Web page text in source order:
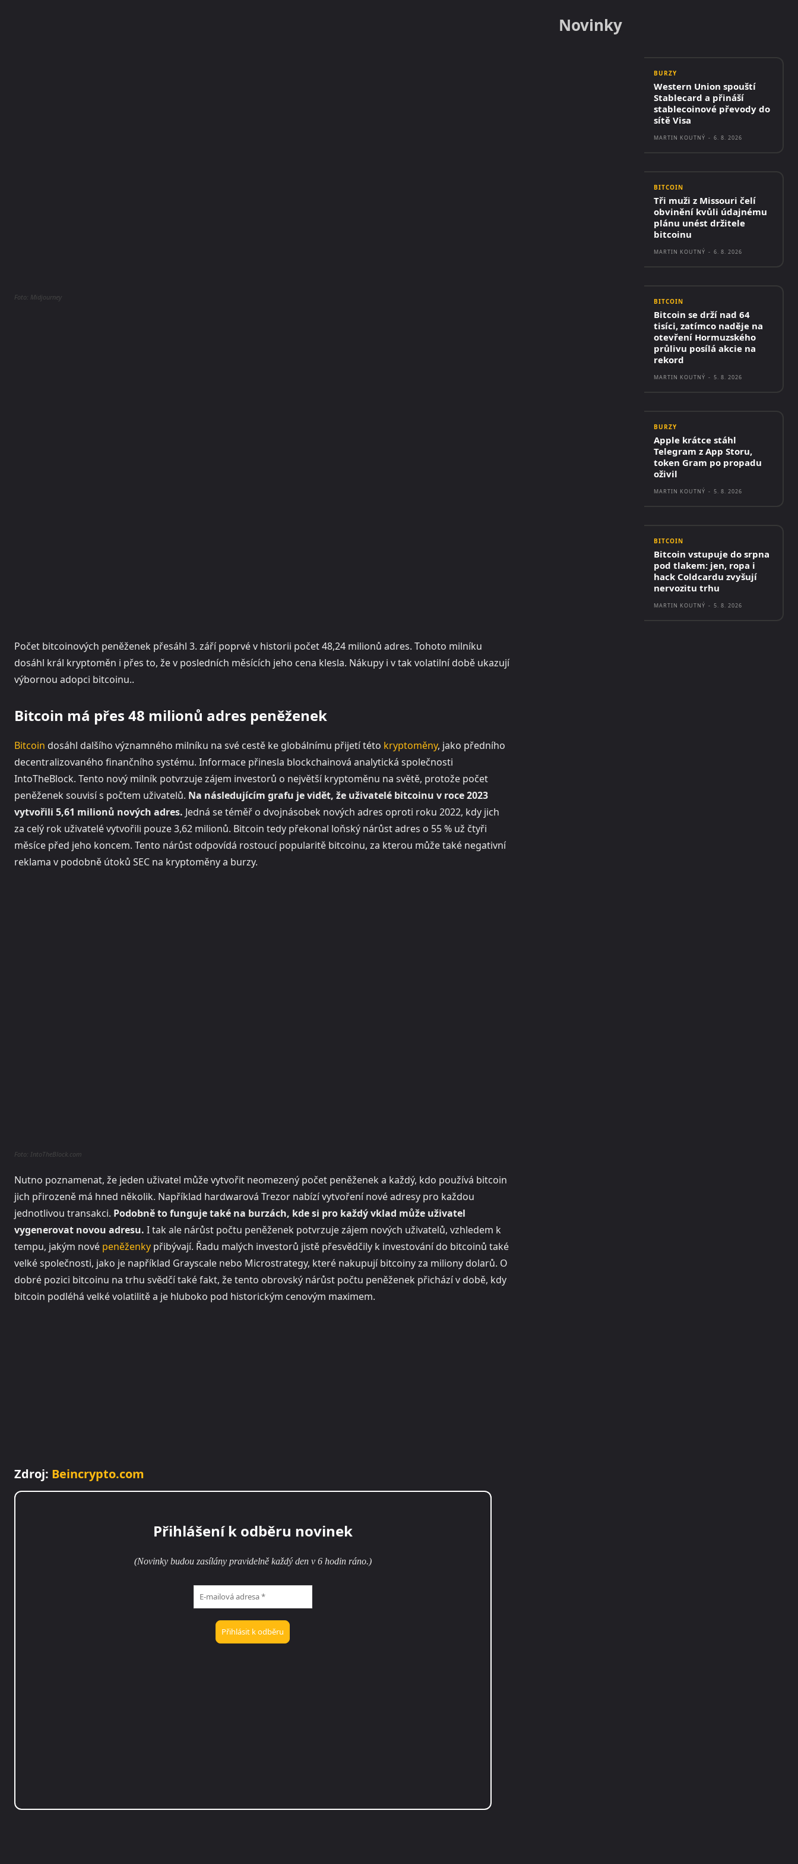
Foto: Midjourney
Počet bitcoinových peněženek přesáhl 3. září poprvé v historii počet 48,24 milionů adres. Tohoto milníku
dosáhl král kryptoměn i přes to, že v posledních měsících jeho cena klesla. Nákupy i v tak volatilní době ukazují
výbornou adopci bitcoinu..
Bitcoin má přes 48 milionů adres peněženek
Bitcoin dosáhl dalšího významného milníku na své cestě ke globálnímu přijetí této kryptoměny, jako předního
decentralizovaného finančního systému. Informace přinesla blockchainová analytická společnosti
IntoTheBlock. Tento nový milník potvrzuje zájem investorů o největší kryptoměnu na světě, protože počet
peněženek souvisí s počtem uživatelů. Na následujícím grafu je vidět, že uživatelé bitcoinu v roce 2023
vytvořili 5,61 milionů nových adres. Jedná se téměř o dvojnásobek nových adres oproti roku 2022, kdy jich
za celý rok uživatelé vytvořili pouze 3,62 milionů. Bitcoin tedy překonal loňský nárůst adres o 55 % už čtyři
měsíce před jeho koncem. Tento nárůst odpovídá rostoucí popularitě bitcoinu, za kterou může také negativní
reklama v podobně útoků SEC na kryptoměny a burzy.
Foto: IntoTheBlock.com
Nutno poznamenat, že jeden uživatel může vytvořit neomezený počet peněženek a každý, kdo používá bitcoin
jich přirozeně má hned několik. Například hardwarová Trezor nabízí vytvoření nové adresy pro každou
jednotlivou transakci. Podobně to funguje také na burzách, kde si pro každý vklad může uživatel
vygenerovat novou adresu. I tak ale nárůst počtu peněženek potvrzuje zájem nových uživatelů, vzhledem k
tempu, jakým nové peněženky přibývají. Řadu malých investorů jistě přesvědčily k investování do bitcoinů také
velké společnosti, jako je například Grayscale nebo Microstrategy, které nakupují bitcoiny za miliony dolarů. O
dobré pozici bitcoinu na trhu svědčí také fakt, že tento obrovský nárůst počtu peněženek přichází v době, kdy
bitcoin podléhá velké volatilitě a je hluboko pod historickým cenovým maximem.
Zdroj: Beincrypto.com
Přihlášení k odběru novinek
(Novinky budou zasílány pravidelně každý den v 6 hodin ráno.)
Novinky
BURZY
Western Union spouští
Stablecard a přináší
stablecoinové převody do
sítě Visa
MARTIN KOUTNÝ - 6. 8. 2026
BITCOIN
Tři muži z Missouri čelí
obvinění kvůli údajnému
plánu unést držitele
bitcoinu
MARTIN KOUTNÝ - 6. 8. 2026
BITCOIN
Bitcoin se drží nad 64
tisíci, zatímco naděje na
otevření Hormuzského
průlivu posílá akcie na
rekord
MARTIN KOUTNÝ - 5. 8. 2026
BURZY
Apple krátce stáhl
Telegram z App Storu,
token Gram po propadu
oživil
MARTIN KOUTNÝ - 5. 8. 2026
BITCOIN
Bitcoin vstupuje do srpna
pod tlakem: jen, ropa i
hack Coldcardu zvyšují
nervozitu trhu
MARTIN KOUTNÝ - 5. 8. 2026